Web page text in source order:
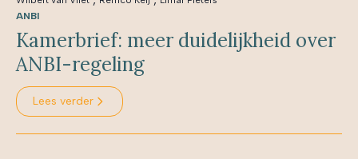
ANBI
Kamerbrief: meer duidelijkheid over
ANBI-regeling
Lees verder